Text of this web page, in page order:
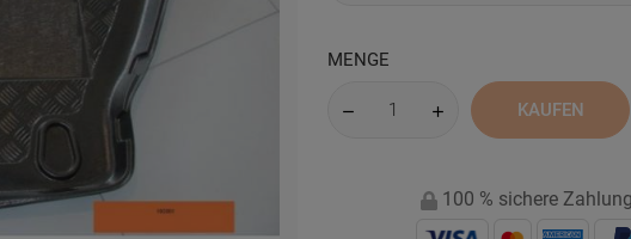
MENGE
KAUFEN
100 % sichere